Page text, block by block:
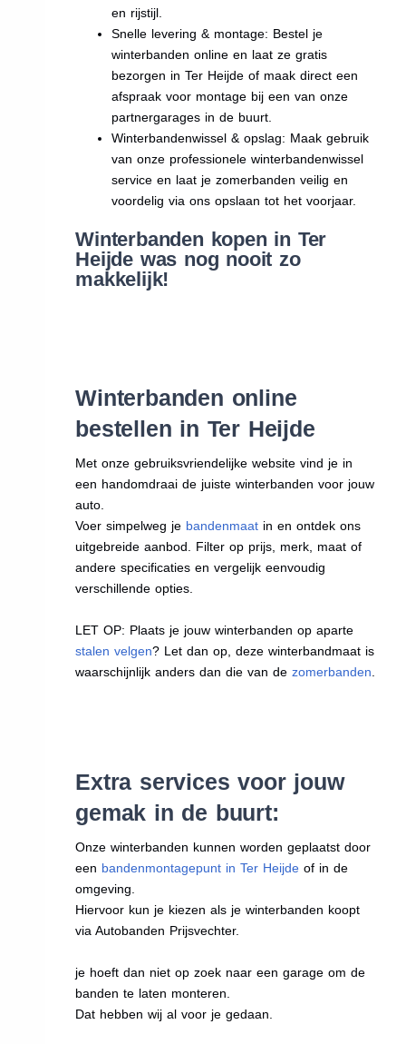
en rijstijl.
Snelle levering & montage: Bestel je
winterbanden online en laat ze gratis
bezorgen in Ter Heijde of maak direct een
afspraak voor montage bij een van onze
partnergarages in de buurt.
Winterbandenwissel & opslag: Maak gebruik
van onze professionele winterbandenwissel
service en laat je zomerbanden veilig en
voordelig via ons opslaan tot het voorjaar.
Winterbanden kopen in Ter
Heijde was nog nooit zo
makkelijk!
Winterbanden online
bestellen in Ter Heijde
Met onze gebruiksvriendelijke website vind je in
een handomdraai de juiste winterbanden voor jouw
auto.
Voer simpelweg je bandenmaat in en ontdek ons
uitgebreide aanbod. Filter op prijs, merk, maat of
andere specificaties en vergelijk eenvoudig
verschillende opties.
LET OP: Plaats je jouw winterbanden op aparte
stalen velgen? Let dan op, deze winterbandmaat is
waarschijnlijk anders dan die van dezomerbanden
Extra services voor jouw
gemak in de buurt:
Onze winterbanden kunnen worden geplaatst door
een bandenmontagepunt in Ter Heijde of in de
omgeving.
Hiervoor kun je kiezen als je winterbanden koopt
via Autobanden Prijsvechter.
je hoeft dan niet op zoek naar een garage om de
banden te laten monteren.
Dat hebben wij al voor je gedaan.